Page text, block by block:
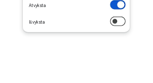
Atvyksta
Išvyksta